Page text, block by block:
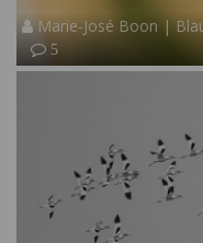
Marie-José Boon |
5